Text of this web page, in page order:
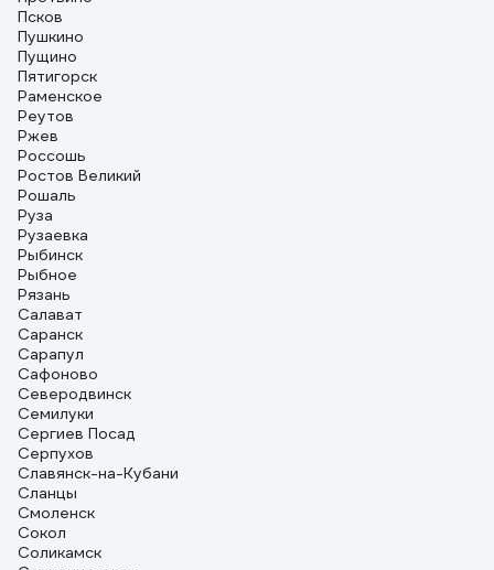
Псков
Пушкино
Пущино
Пятигорск
Раменское
Реутов
Ржев
Россошь
Ростов Великий
Рошаль
Руза
Рузаевка
Рыбинск
Рыбное
Рязань
Салават
Саранск
Сарапул
Сафоново
Северодвинск
Семилуки
Сергиев Посад
Серпухов
Славянск-на-Кубани
Сланцы
Смоленск
Сокол
Соликамск